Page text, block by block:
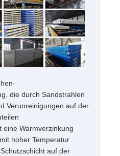
die durch Sandstrahlen
Verunreinigungen auf der
Warmverzinkung
hoher Temperatur
auf der